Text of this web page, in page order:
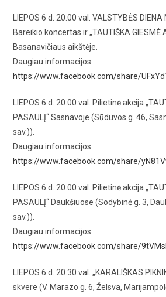
LIEPOS 6 d. 20.00 val. VALSTYBĖS
Bareikio koncertas ir „TAUTIŠKA GIESMĖ
Basanavičiaus aikštėje.
Daugiau informacijos:
https://www.facebook.com/share/
LIEPOS 6 d. 20.00 val. Pilietinė akcija
PASAULĮ“ Sasnavoje (Sūduvos g. 46,
sav.)).
Daugiau informacijos:
https://www.facebook.com/share/
LIEPOS 6 d. 20.00 val. Pilietinė akcija
PASAULĮ“ Daukšiuose (Sodybinė g. 3,
sav.)).
Daugiau informacijos:
https://www.facebook.com/share/
LIEPOS 6 d. 20.30 val. „KARALIŠKAS
skvere (V. Marazo g. 6, Želsva,